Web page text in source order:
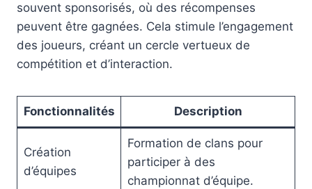
souvent sponsorisés, où des récompenses
peuvent être gagnées. Cela stimule l’engagement
des joueurs, créant un cercle vertueux de
compétition et d’interaction.
Fonctionnalités Description
Création
d’équipes
Formation de clans pour
participer à des
championnat d’équipe.